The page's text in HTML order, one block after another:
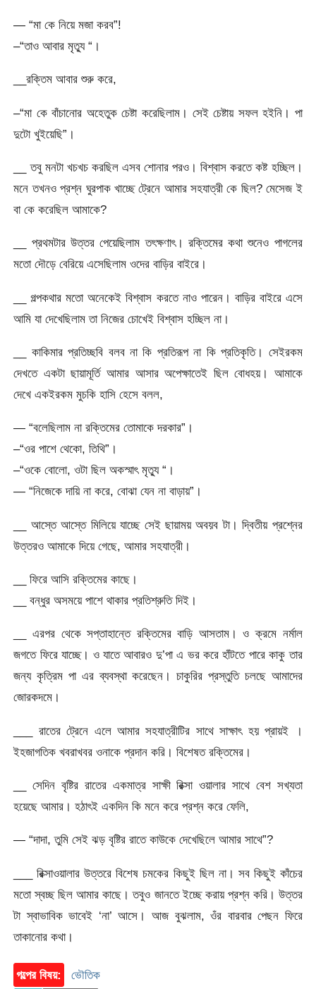
— “মা কে নিয়ে মজা করব”!
–“তাও আবার মৃত্যু “।
__রক্তিম আবার শুরু করে,
–“মা কে বাঁচানোর অহেতুক চেষ্টা করেছিলাম। সেই চেষ্টায় সফল হইনি। পা
দুটো খুইয়েছি”।
__ তবু মনটা খচখচ করছিল এসব শোনার পরও। বিশ্বাস করতে কষ্ট হচ্ছিল।
মনে তখনও প্রশ্ন ঘুরপাক খাচ্ছে ট্রেনে আমার সহযাত্রী কে ছিল? মেসেজ ই
বা কে করেছিল আমাকে?
__ প্রথমটার উত্তর পেয়েছিলাম তৎক্ষণাৎ। রক্তিমের কথা শুনেও পাগলের
মতো দৌড়ে বেরিয়ে এসেছিলাম ওদের বাড়ির বাইরে।
__ গল্পকথার মতো অনেকেই বিশ্বাস করতে নাও পারেন। বাড়ির বাইরে এসে
আমি যা দেখেছিলাম তা নিজের চোখেই বিশ্বাস হচ্ছিল না।
__ কাকিমার প্রতিচ্ছবি বলব না কি প্রতিরূপ না কি প্রতিকৃতি। সেইরকম
দেখতে একটা ছায়ামূর্তি আমার আসার অপেক্ষাতেই ছিল বোধহয়। আমাকে
দেখে একইরকম মুচকি হাসি হেসে বলল,
— “বলেছিলাম না রক্তিমের তোমাকে দরকার”।
–“ওর পাশে থেকো, তিথি”।
–“ওকে বোলো, ওটা ছিল অকস্মাৎ মৃত্যু “।
— “নিজেকে দায়ি না করে, বোঝা যেন না বাড়ায়”।
__ আস্তে আস্তে মিলিয়ে যাচ্ছে সেই ছায়াময় অবয়ব টা। দ্বিতীয় প্রশ্নের
উত্তরও আমাকে দিয়ে গেছে, আমার সহযাত্রী।
__ ফিরে আসি রক্তিমের কাছে।
__ বন্ধুর অসময়ে পাশে থাকার প্রতিশ্রুতি দিই।
__ এরপর থেকে সপ্তাহান্তে রক্তিমের বাড়ি আসতাম। ও ক্রমে নর্মাল
জগতে ফিরে যাচ্ছে। ও যাতে আবারও দু’পা এ ভর করে হাঁটতে পারে কাকু তার
জন্য কৃত্রিম পা এর ব্যবস্থা করেছেন। চাকুরির প্রস্তুতি চলছে আমাদের
জোরকদমে।
___ রাতের ট্রেনে এলে আমার সহযাত্রীটির সাথে সাক্ষাৎ হয় প্রায়ই ।
ইহজাগতিক খবরাখবর ওনাকে প্রদান করি। বিশেষত রক্তিমের।
__ সেদিন বৃষ্টির রাতের একমাত্র সাক্ষী রিক্সা ওয়ালার সাথে বেশ সখ্যতা
হয়েছে আমার। হঠাৎই একদিন কি মনে করে প্রশ্ন করে ফেলি,
— “দাদা, তুমি সেই ঝড় বৃষ্টির রাতে কাউকে দেখেছিলে আমার সাথে”?
___ রিক্সাওয়ালার উত্তরে বিশেষ চমকের কিছুই ছিল না। সব কিছুই কাঁচের
মতো স্বচ্ছ ছিল আমার কাছে। তবুও জানতে ইচ্ছে করায় প্রশ্ন করি। উত্তর
টা স্বাভাবিক ভাবেই ‘না’ আসে। আজ বুঝলাম, ওঁর বারবার পেছন ফিরে
তাকানোর কথা।
গল্পের বিষয়: ভৌতিক